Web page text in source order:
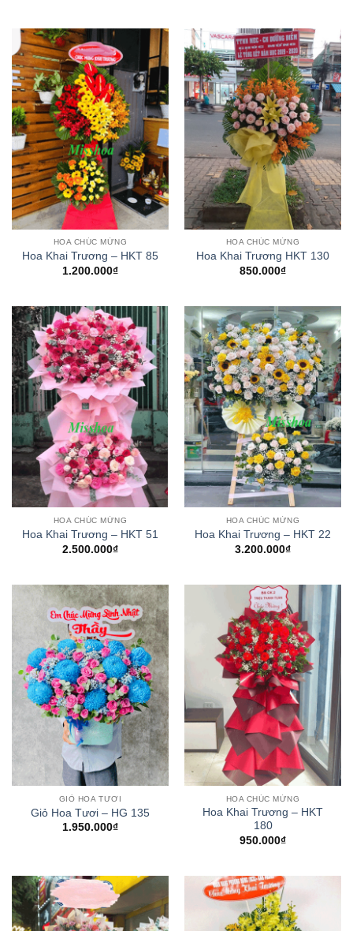
HOA CHÚC MỪNG
Hoa Khai Trương – HKT 85
1.200.000₫
HOA CHÚC MỪNG
Hoa Khai Trương HKT 130
850.000₫
HOA CHÚC MỪNG
Hoa Khai Trương – HKT 51
2.500.000₫
HOA CHÚC MỪNG
Hoa Khai Trương – HKT 22
3.200.000₫
GIỎ HOA TƯƠI
Giỏ Hoa Tươi – HG 135
1.950.000₫
HOA CHÚC MỪNG
Hoa Khai Trương – HKT
180
950.000₫